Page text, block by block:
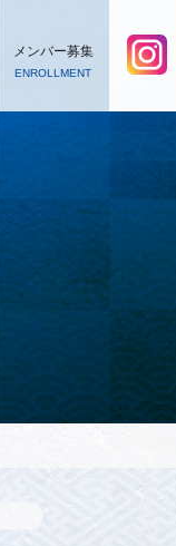
メンバー募集
ENROLLMENT